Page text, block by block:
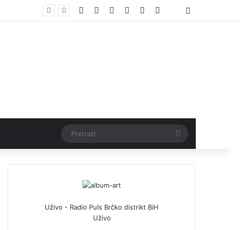
Facebook PinterestYouTubeInstagram Threads
Uživo - Radio Puls Brčko distrikt BiH
Uživo